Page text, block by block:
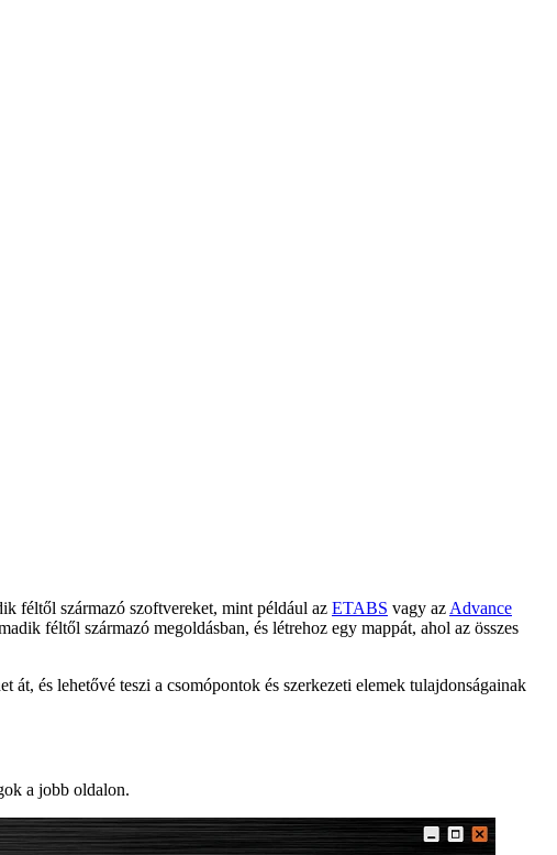
féltől származó szoftvereket, mint például az ETABS vagy az Advance
féltől származó megoldásban, és létrehoz egy mappát, ahol az összes
és lehetővé teszi a csomópontok és szerkezeti elemek tulajdonságainak
a jobb oldalon.